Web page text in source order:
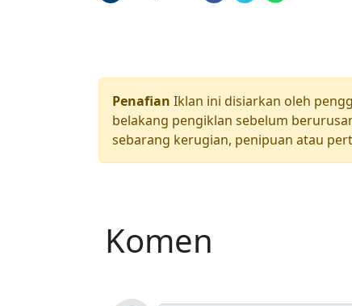
Penafian Iklan ini disiarkan oleh
belakang pengiklan sebelum
sebarang kerugian, penipuan atau
Komen